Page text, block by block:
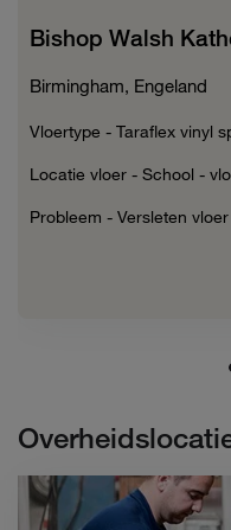
Bishop Walsh
Birmingham, Engeland
Vloertype - Taraflex vinyl
Locatie vloer - School -
Probleem - Versleten